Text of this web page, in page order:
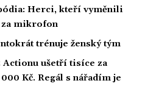
Herci, kteří vyměnili
mikrofon
trénuje ženský tým
Actionu ušetří tisíce za
Kč. Regál s nářadím je